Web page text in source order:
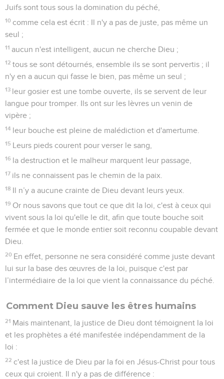
Juifs sont tous sous la domination du péché,
10 comme cela est écrit : Il n'y a pas de juste, pas même un
seul ;
11 aucun n'est intelligent, aucun ne cherche Dieu ;
12 tous se sont détournés, ensemble ils se sont pervertis ; il
n'y en a aucun qui fasse le bien, pas même un seul ;
13 leur gosier est une tombe ouverte, ils se servent de leur
langue pour tromper. Ils ont sur les lèvres un venin de
vipère ;
14 leur bouche est pleine de malédiction et d'amertume.
15 Leurs pieds courent pour verser le sang,
16 la destruction et le malheur marquent leur passage,
17 ils ne connaissent pas le chemin de la paix.
18 Il n’y a aucune crainte de Dieu devant leurs yeux.
19 Or nous savons que tout ce que dit la loi, c'est à ceux qui
vivent sous la loi qu'elle le dit, afin que toute bouche soit
fermée et que le monde entier soit reconnu coupable devant
Dieu.
20 En effet, personne ne sera considéré comme juste devant
lui sur la base des œuvres de la loi, puisque c'est par
l’intermédiaire de la loi que vient la connaissance du péché.
Comment Dieu sauve les êtres humains
21 Mais maintenant, la justice de Dieu dont témoignent la loi
et les prophètes a été manifestée indépendamment de la
loi :
22 c'est la justice de Dieu par la foi en Jésus-Christ pour tous
ceux qui croient. Il n'y a pas de différence :